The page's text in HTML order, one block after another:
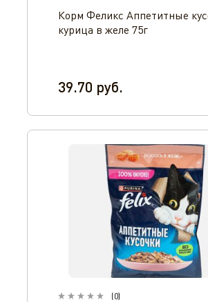
Корм Феликс Аппетитные
курица в желе 75г
39.70 руб.
(0)